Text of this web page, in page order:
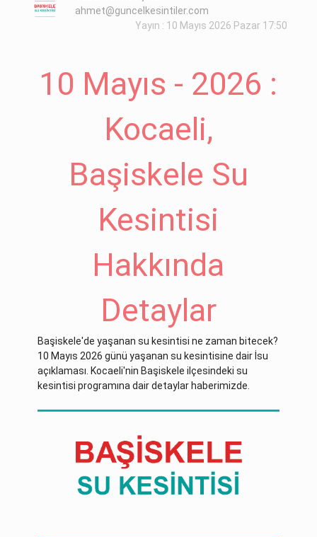
ahmet@guncelkesintiler.com
Yayın : 10 Mayıs 2026 Pazar 17:50
10 Mayıs - 2026 :
Kocaeli,
Başiskele Su
Kesintisi
Hakkında
Detaylar
Başiskele'de yaşanan su kesintisi ne zaman bitecek?
10 Mayıs 2026 günü yaşanan su kesintisine dair İsu
açıklaması. Kocaeli'nin Başiskele ilçesindeki su
kesintisi programına dair detaylar haberimizde.